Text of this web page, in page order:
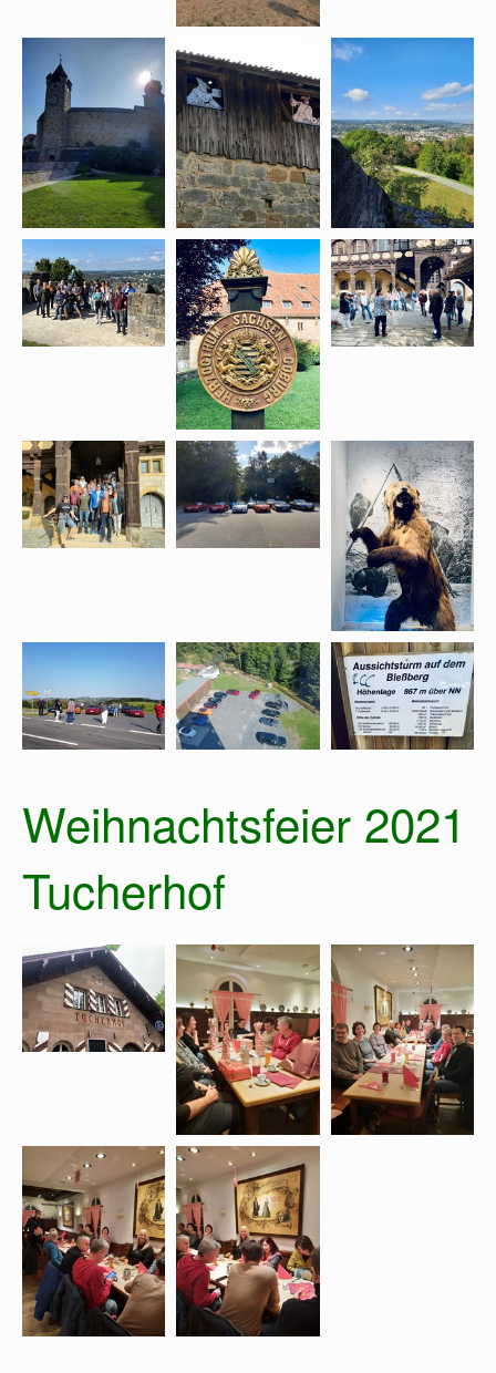
Weihnachtsfeier 2021
Tucherhof